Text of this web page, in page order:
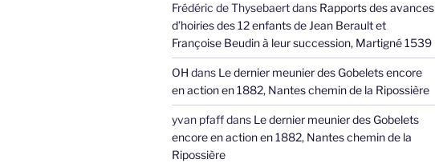
Frédéric de Thysebaertdans Rapports des avances
d’hoiries des 12 enfants de Jean Berault et
Françoise Beudin à leur succession, Martigné 1539
OH dans Le dernier meunier des Gobelets encore
en action en 1882, Nantes chemin de la Ripossière
yvan pfaffdans Le dernier meunier des Gobelets
encore en action en 1882, Nantes chemin de la
Ripossière